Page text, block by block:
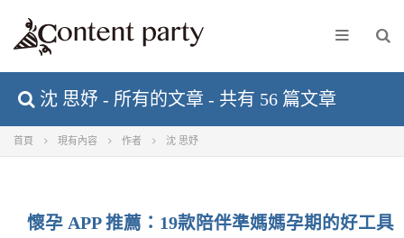
沈 思妤 - 所有的文章 - 共有 56 篇文章
首頁 現有內容 作者 沈 思妤
懷孕 APP 推薦：19款陪伴準媽媽孕期的好工具